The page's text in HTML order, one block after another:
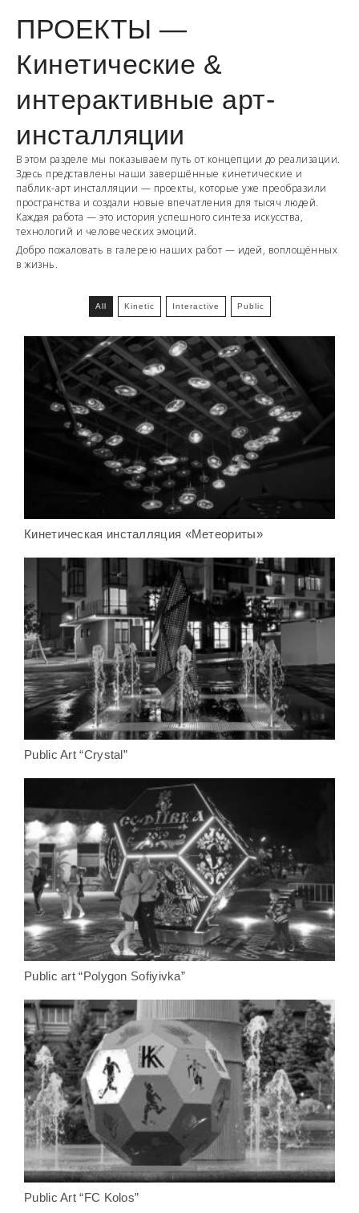
ПРОЕКТЫ —
Кинетические &
интерактивные арт-
инсталляции
В этом разделе мы показываем путь от концепции до реализации.
Здесь представлены наши завершённые кинетические и
паблик-арт инсталляции — проекты, которые уже преобразили
пространства и создали новые впечатления для тысяч людей.
Каждая работа — это история успешного синтеза искусства,
технологий и человеческих эмоций.
Добро пожаловать в галерею наших работ — идей, воплощённых
в жизнь.
All Kinetic Interactive Public
Кинетическая инсталляция «Метеориты»
Public Art “Crystal”
Public art “Polygon Sofiyivka”
Public Art “FC Kolos”